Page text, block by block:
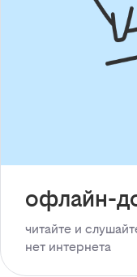
офлайн-
читайте и
нет интернета